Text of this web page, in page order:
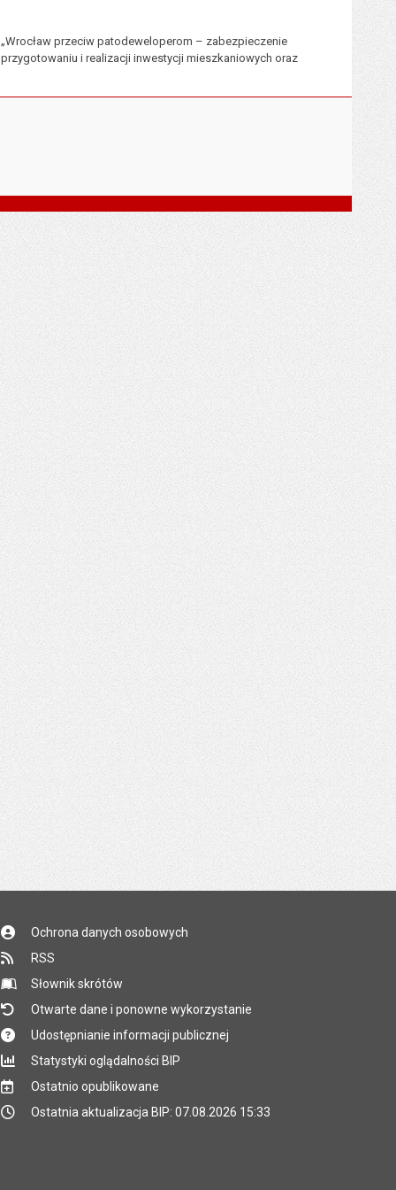
przeciw patodeweloperom – zabezpieczenie
i realizacji inwestycji mieszkaniowych oraz
Ochrona danych osobowych
RSS
Słownik skrótów
Otwarte dane i ponowne wykorzystanie
Udostępnianie informacji publicznej
Statystyki oglądalności BIP
Ostatnio opublikowane
Ostatnia aktualizacja BIP: 07.08.2026 15:33